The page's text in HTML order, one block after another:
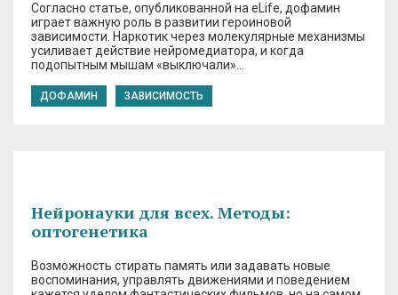
Согласно статье, опубликованной на eLife, дофамин
играет важную роль в развитии героиновой
зависимости. Наркотик через молекулярные механизмы
усиливает действие нейромедиатора, и когда
подопытным мышам «выключали»…
ДОФАМИН ЗАВИСИМОСТЬ
Нейронауки для всех. Методы:
оптогенетика
Возможность стирать память или задавать новые
воспоминания, управлять движениями и поведением